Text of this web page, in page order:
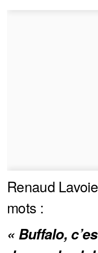
Renaud
mots :
« Buffalo,